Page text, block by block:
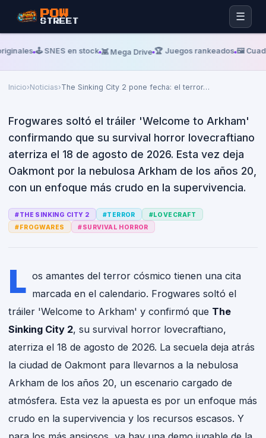
POW
STREET ☰
🕹️ SNES en stock 👾 Mega Drive 🏆 Juegos rankeados 🖼️
Inicio›Noticias›The Sinking City 2 pone fecha: el terror…
FROGWARES
The Sinking City 2 pone fecha:
el terror lovecraftiano llega a
Arkham el 18 de agosto
Frogwares soltó el tráiler 'Welcome to Arkham'
confirmando que su survival horror lovecraftiano
aterriza el 18 de agosto de 2026. Esta vez deja
Oakmont por la nebulosa Arkham de los años 20,
con un enfoque más crudo en la supervivencia.
#THE SINKING CITY 2 #TERROR #LOVECRAFT
#FROGWARES #SURVIVAL HORROR
L os amantes del terror cósmico tienen una cita
marcada en el calendario. Frogwares soltó el
tráiler 'Welcome to Arkham' y confirmó que The
Sinking City 2, su survival horror lovecraftiano,
aterriza el 18 de agosto de 2026. La secuela deja atrás
la ciudad de Oakmont para llevarnos a la nebulosa
Arkham de los años 20, un escenario cargado de
atmósfera. Esta vez la apuesta es por un enfoque más
crudo en la supervivencia y los recursos escasos. Y